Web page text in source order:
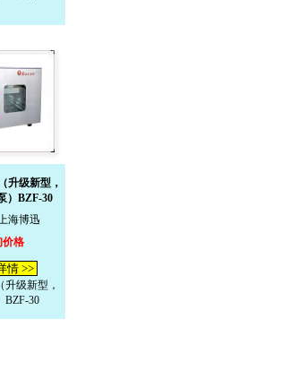
升级新型，
）BZF-30
海博迅
价格
情 >>
升级新型，
BZF-30